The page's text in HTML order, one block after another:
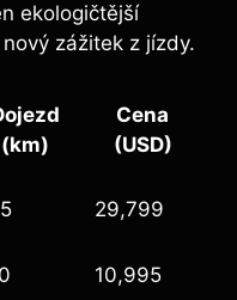
ekologičtější
zážitek z jízdy.
(km)
Cena
(USD)
29,799
10,995